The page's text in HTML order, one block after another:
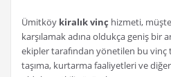
Ümitköy kiralık vinç hizmeti,
karşılamak adına oldukça geniş bir
ekipler tarafından yönetilen bu vinç
taşıma, kurtarma faaliyetleri ve